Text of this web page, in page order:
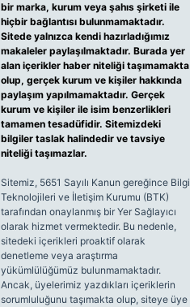
bir marka, kurum veya şahıs şirketi ile
hiçbir bağlantısı bulunmamaktadır.
Sitede yalnızca kendi hazırladığımız
makaleler paylaşılmaktadır. Burada yer
alan içerikler haber niteliği taşımamakta
olup, gerçek kurum ve kişiler hakkında
paylaşım yapılmamaktadır. Gerçek
kurum ve kişiler ile isim benzerlikleri
tamamen tesadüfidir. Sitemizdeki
bilgiler taslak halindedir ve tavsiye
niteliği taşımazlar.
Sitemiz, 5651 Sayılı Kanun gereğince Bilgi
Teknolojileri ve İletişim Kurumu (BTK)
tarafından onaylanmış bir Yer Sağlayıcı
olarak hizmet vermektedir. Bu nedenle,
sitedeki içerikleri proaktif olarak
denetleme veya araştırma
yükümlülüğümüz bulunmamaktadır.
Ancak, üyelerimiz yazdıkları içeriklerin
sorumluluğunu taşımakta olup, siteye üye